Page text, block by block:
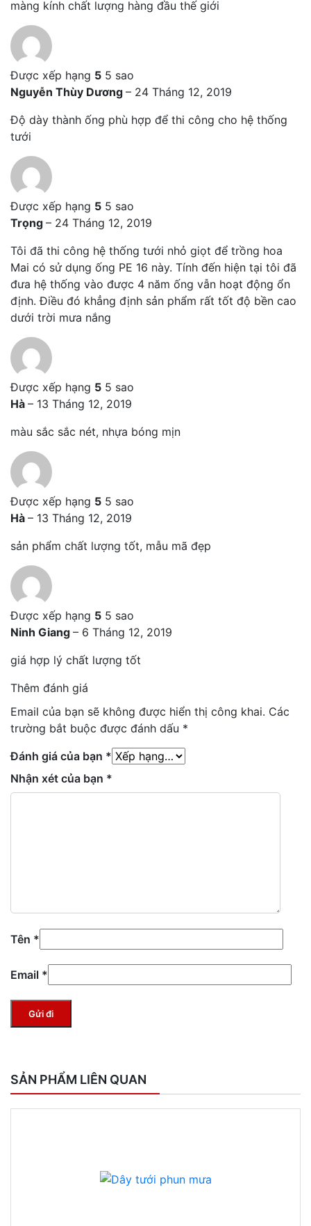
màng kính chất lượng hàng đầu thế giới
Được xếp hạng 5 5 sao
Nguyễn Thùy Dương – 24 Tháng 12, 2019
Độ dày thành ống phù hợp để thi công cho hệ thống
tưới
Được xếp hạng 5 5 sao
Trọng – 24 Tháng 12, 2019
Tôi đã thi công hệ thống tưới nhỏ giọt để trồng hoa
Mai có sử dụng ống PE 16 này. Tính đến hiện tại tôi đã
đưa hệ thống vào được 4 năm ống vẫn hoạt động ổn
định. Điều đó khẳng định sản phẩm rất tốt độ bền cao
dưới trời mưa nắng
Được xếp hạng 5 5 sao
Hà – 13 Tháng 12, 2019
màu sắc sắc nét, nhựa bóng mịn
Được xếp hạng 5 5 sao
Hà – 13 Tháng 12, 2019
sản phẩm chất lượng tốt, mẫu mã đẹp
Được xếp hạng 5 5 sao
Ninh Giang – 6 Tháng 12, 2019
giá hợp lý chất lượng tốt
Thêm đánh giá
Email của bạn sẽ không được hiển thị công khai. Các
trường bắt buộc được đánh dấu *
Đánh giá của bạn *
Nhận xét của bạn *
Tên *
Email *
SẢN PHẨM LIÊN QUAN